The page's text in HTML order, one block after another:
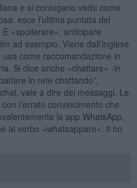
e si coniugano verbi come
esce l’ultima puntata del
«spoilerare»: anticipare
ad esempio. Viene dall’inglese
come raccomandazione in
Si dice anche «chattare» -in
in rete chattando”,
vale a dire dei messaggi. Le
l’errato convincimento che
la app WhatsApp,
al verbo «whatsappare»: ti ho